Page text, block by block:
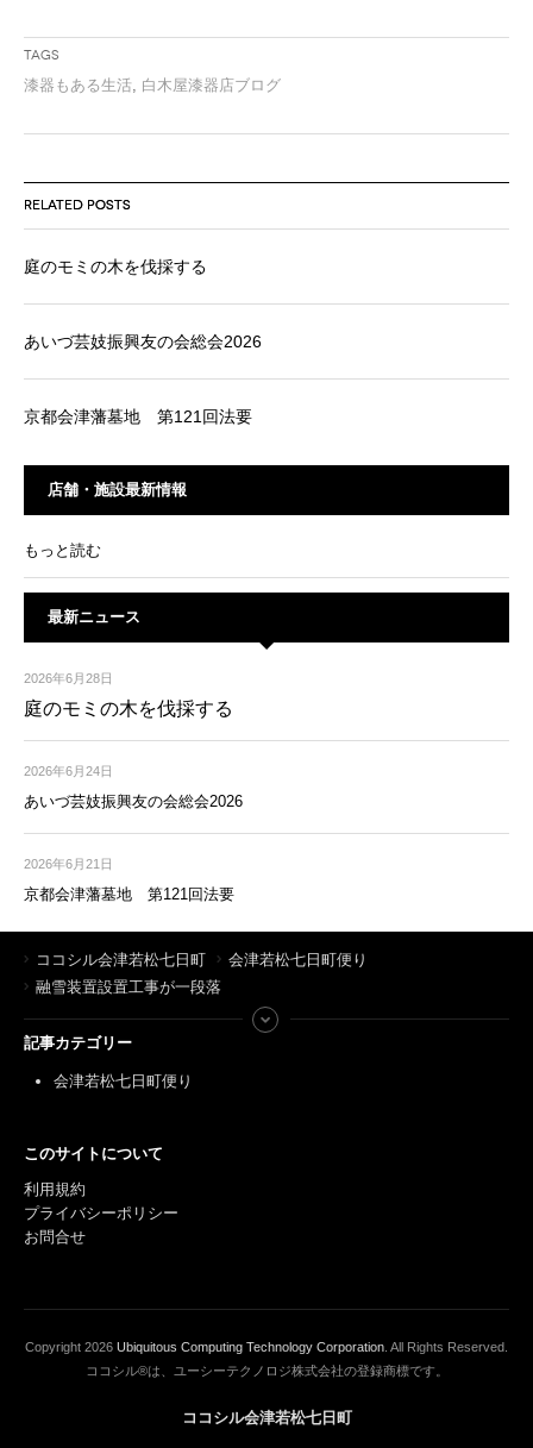
Tags
漆器もある生活, 白木屋漆器店ブログ
RELATED POSTS
庭のモミの木を伐採する
あいづ芸妓振興友の会総会2026
京都会津藩墓地 第121回法要
店舗・施設最新情報
もっと読む
最新ニュース
2026年6月28日
庭のモミの木を伐採する
2026年6月24日
あいづ芸妓振興友の会総会2026
2026年6月21日
京都会津藩墓地 第121回法要
ココシル会津若松七日町
会津若松七日町便り
融雪装置設置工事が一段落
記事カテゴリー
会津若松七日町便り
このサイトについて
利用規約
プライバシーポリシー
お問合せ
Copyright 2026 Ubiquitous Computing Technology Corporation . All Rights Reserved.
ココシル®は、ユーシーテクノロジ株式会社の登録商標です。
ココシル会津若松七日町